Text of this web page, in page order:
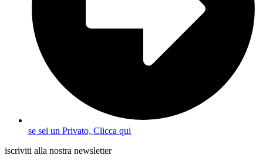
se sei un Privato, Clicca qui
iscriviti alla nostra newsletter